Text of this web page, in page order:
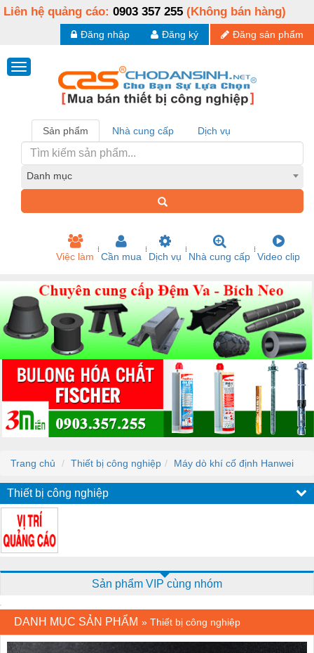
Liên hệ quảng cáo: 0903 357 255 (Không bán hàng)
Đăng sản phẩm
Đăng ký
Đăng nhập
Sản phẩm Nhà cung cấp Dịch vụ
Danh mục
Việc làm Cần mua Dịch vụ Nhà cung cấp Video clip
Trang chủ Thiết bị công nghiệp Máy dò khí cố định Hanwei
Thiết bị công nghiệp
Sản phẩm VIP cùng nhóm
DANH MỤC SẢN PHẨM » Thiết bị công nghiệp